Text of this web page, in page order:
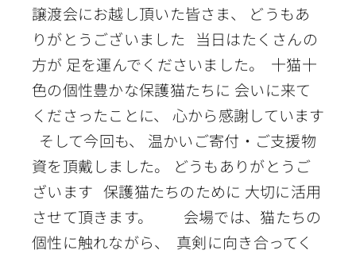
譲渡会にお越し頂いた皆さま、 どうもあ
りがとうございました 当日はたくさんの
方が 足を運んでくださいました。 十猫十
色の個性豊かな保護猫たちに 会いに来て
くださったことに、 心から感謝しています
そして今回も、 温かいご寄付・ご支援物
資を頂戴しました。 どうもありがとうご
ざいます 保護猫たちのために 大切に活用
させて頂きます。 会場では、猫たちの
個性に触れながら、 真剣に向き合ってく